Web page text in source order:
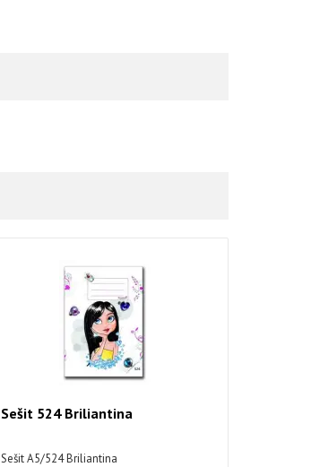
Sešit 524 Briliantina
Sešit A5/524 Briliantina